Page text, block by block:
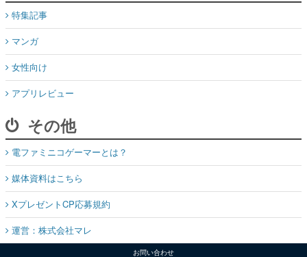
特集記事
マンガ
女性向け
アプリレビュー
その他
電ファミニコゲーマーとは？
媒体資料はこちら
XプレゼントCP応募規約
運営：株式会社マレ
お問い合わせ